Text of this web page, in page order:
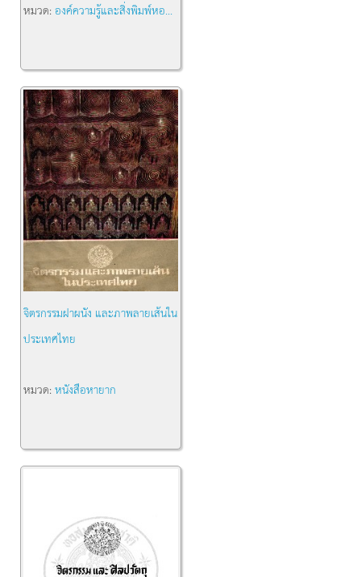
หมวด:องค์ความรู้และสิ่งพิมพ์หอ...
จิตรกรรมฝาผนัง และภาพลายเส้นใน
ประเทศไทย
หมวด:หนังสือหายาก